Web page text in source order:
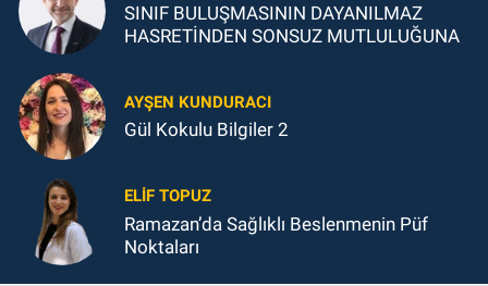
SINIF BULUŞMASININ DAYANILMAZ
HASRETİNDEN SONSUZ MUTLULUĞUNA
AYŞEN KUNDURACI
Gül Kokulu Bilgiler 2
ELIF TOPUZ
Ramazan’da Sağlıklı Beslenmenin Püf
Noktaları